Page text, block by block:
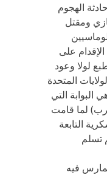
الهجوم
ومقتل
على
لولا وعود
المتحدة
البوابة التي
لما قامت
التابعة
تسلم
فيه